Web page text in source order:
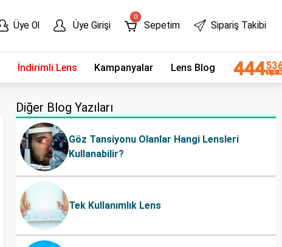
Üye Ol Üye Girişi
0
Sepetim Sipariş Takibi
İndirimli Lens Kampanyalar Lens Blog
Diğer Blog Yazıları
Göz Tansiyonu Olanlar Hangi Lensleri
Kullanabilir?
Tek Kullanımlık Lens